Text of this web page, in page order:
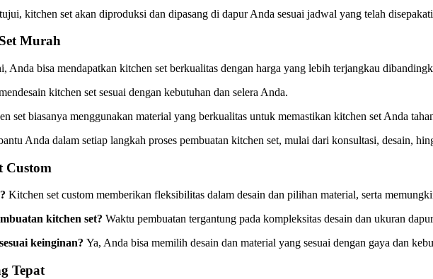
kitchen set akan diproduksi dan dipasang di dapur Anda sesuai jadwal yang telah
Murah
Anda bisa mendapatkan kitchen set berkualitas dengan harga yang lebih terjangkau
kitchen set sesuai dengan kebutuhan dan selera Anda.
set biasanya menggunakan material yang berkualitas untuk memastikan kitchen set Anda
Anda dalam setiap langkah proses pembuatan kitchen set, mulai dari konsultasi, desain,
Custom
Kitchen set custom memberikan fleksibilitas dalam desain dan pilihan material, serta
kitchen set? Waktu pembuatan tergantung pada kompleksitas desain dan ukuran
keinginan? Ya, Anda bisa memilih desain dan material yang sesuai dengan gaya dan
Tepat